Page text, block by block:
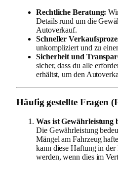
Rechtliche Beratung:
Details rund um die
Autoverkauf.
Schneller
unkompliziert und zu
Sicherheit und
sicher, dass du alle
erhältst, um den
Häufig gestellte Fragen
Was ist
Die Gewährleistung
Mängel am Fahrzeug
kann diese Haftung in der
werden, wenn dies im